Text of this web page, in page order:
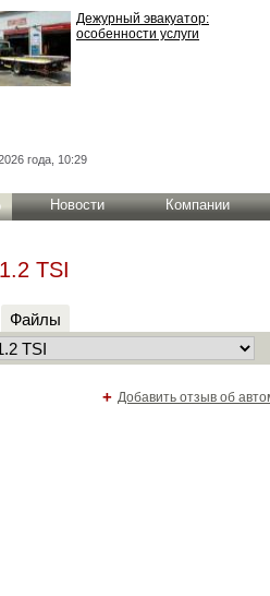
Дежурный эвакуатор:
особенности услуги
года, 10:29
Новости Компании
TSI
Файлы
+ Добавить отзыв об